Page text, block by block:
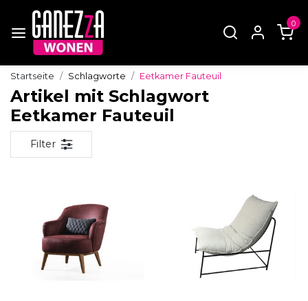
0
Startseite Schlagworte Eetkamer Fauteuil
Artikel mit Schlagwort
Eetkamer Fauteuil
Filter